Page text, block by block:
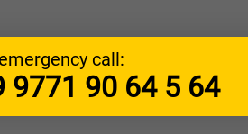
call:
9771 90 64 5 64